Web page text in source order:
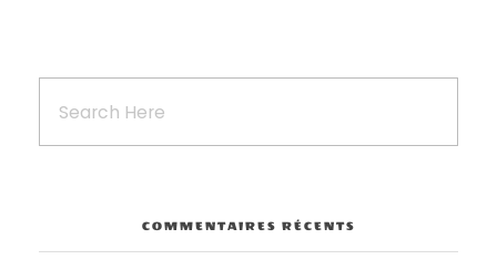
COMMENTAIRES RÉCENTS